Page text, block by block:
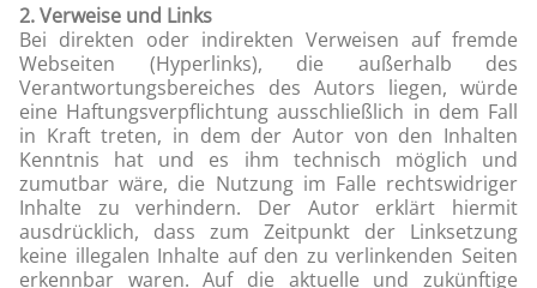
2. Verweise und Links
Bei direkten oder indirekten Verweisen auf fremde
Webseiten (Hyperlinks), die außerhalb des
Verantwortungsbereiches des Autors liegen, würde
eine Haftungsverpflichtung ausschließlich in dem Fall
in Kraft treten, in dem der Autor von den Inhalten
Kenntnis hat und es ihm technisch möglich und
zumutbar wäre, die Nutzung im Falle rechtswidriger
Inhalte zu verhindern. Der Autor erklärt hiermit
ausdrücklich, dass zum Zeitpunkt der Linksetzung
keine illegalen Inhalte auf den zu verlinkenden Seiten
erkennbar waren. Auf die aktuelle und zukünftige